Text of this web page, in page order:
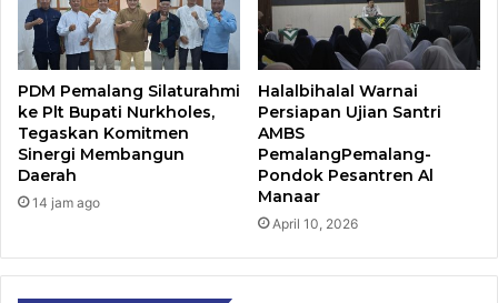
PDM Pemalang Silaturahmi
ke Plt Bupati Nurkholes,
Tegaskan Komitmen
Sinergi Membangun
Daerah
14 jam ago
Halalbihalal Warnai
Persiapan Ujian Santri
AMBS
PemalangPemalang-
Pondok Pesantren Al
Manaar
April 10, 2026